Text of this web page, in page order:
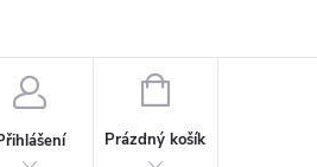
NÁKUPNÍ
Prázdný košík